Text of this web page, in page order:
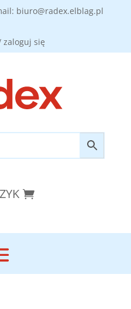
biuro@radex.elblag.pl
zaloguj się